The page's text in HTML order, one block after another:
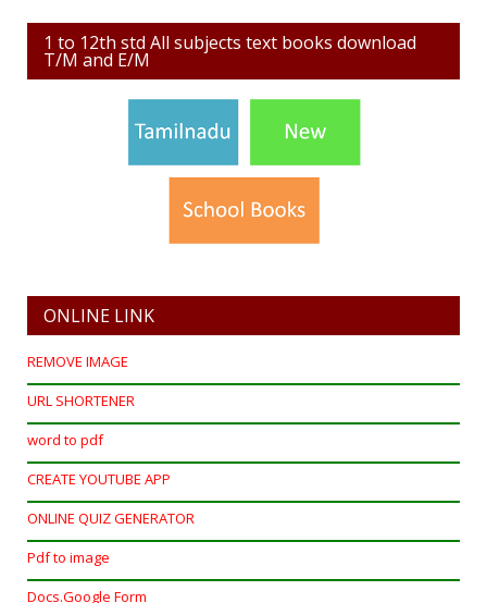
1 to 12th std All subjects text books download
T/M and E/M
ONLINE LINK
REMOVE IMAGE
URL SHORTENER
word to pdf
CREATE YOUTUBE APP
ONLINE QUIZ GENERATOR
Pdf to image
Docs.Google Form